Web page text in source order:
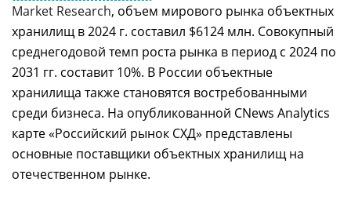
Market Research, объем мирового рынка объектных
хранилищ в 2024 г. составил $6124 млн. Совокупный
среднегодовой темп роста рынка в период с 2024 по
2031 гг. составит 10%. В России объектные
хранилища также становятся востребованными
среди бизнеса. На опубликованной CNews Analytics
карте «Российский рынок СХД» представлены
основные поставщики объектных хранилищ на
отечественном рынке.